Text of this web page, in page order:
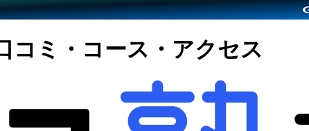
コミ・コース・アクセス